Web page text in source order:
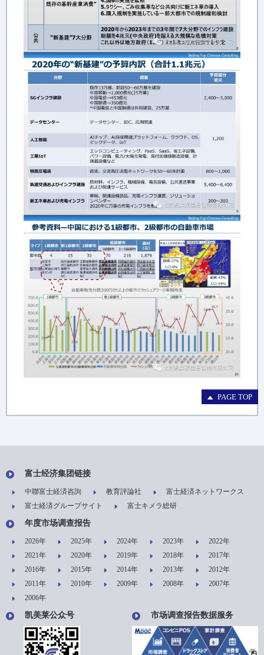
PAGE TOP
富士经济集团链接
中聯富士経済咨詢 教育評論社
富士経済ネットワークス
富士経済グループサイト
富士キメラ総研
年度市场调查报告
2026年 2025年 2024年 2023年
2022年
2021年
2020年 2019年 2018年
2017年
2016年
2015年 2014年 2013年
2012年
2011年
2010年 2009年 2008年
2007年
2006年
凯美莱公众号 市场调查报告数据服务